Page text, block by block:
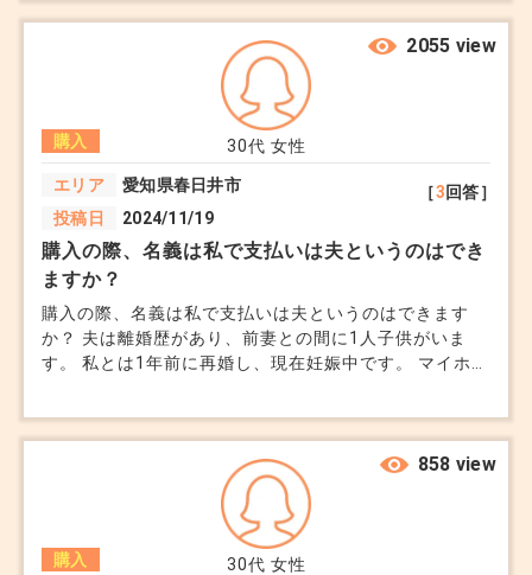
◎相続税対策（説明上、亡くなる前提の話であり恐
親が亡くなったとき、小規模宅地等の特例で土地の
評価額が最大80%減額（330㎡まで）されます。同
じ敷地に住む完全分離型なら、子がこの特例を使い
やすく、相続税を抑えられます。別々に買うと適用
が難しくなる場合も。
◎贈与税の非課税
親から子への住宅資金贈与が最大1,000万円（省エ
ネ住宅なら1,500万円）まで非課税に。区分登記し
た二世帯住宅でも、それぞれ適用可能です。
◎固定資産税・不動産取得税の軽減
区分登記で「2つの住宅」とみなされると、新築時
の減税がそれぞれに適用されやすくなります。別々
30代 女性
購入
エリア
愛知県春日井市
投稿日
2024/11/19
［3回答］
2055 view
購入の際、名義は私で支払いは夫というのはでき
ますか？
購入の際、名義は私で支払いは夫というのはできます
か？ 夫は離婚歴があり、前妻との間に1人子供がいま
す。 私とは1年前に再婚し、現在妊娠中です。 マイホー
が 住宅ローン減税、団体信用生命保険はどうなります
30代 女性
購入
858 view